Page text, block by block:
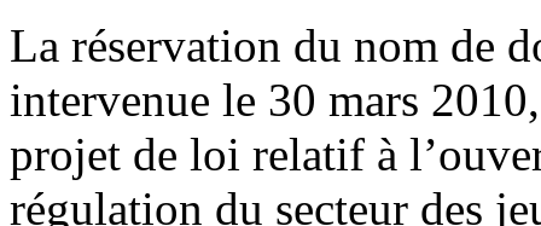
La réservation du nom de
intervenue le 30 mars
projet de loi relatif à
régulation du secteur des